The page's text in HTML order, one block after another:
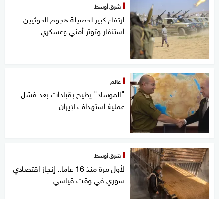
شرق أوسط
ارتفاع كبير لحصيلة هجوم الحوثيين..
استنفار وتوتر أمني وعسكري
عالم
"الموساد" يطيح بقيادات بعد فشل
عملية استهداف لإيران
شرق أوسط
لأول مرة منذ 16 عاما.. إنجاز اقتصادي
سوري في وقت قياسي